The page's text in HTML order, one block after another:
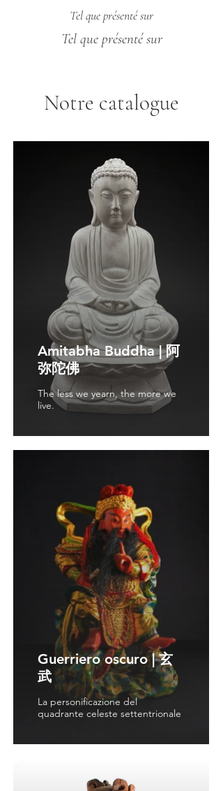
Tel que présenté sur
Tel que présenté sur
Notre catalogue
Amitabha Buddha | 阿
弥陀佛
The less we yearn, the more we
live.
Guerriero oscuro | 玄
武
La personificazione del
quadrante celeste settentrionale